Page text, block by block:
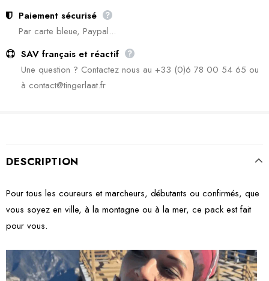
Paiement sécurisé
Par carte bleue, Paypal...
SAV français et réactif
Une question ? Contactez nous au +33 (0)6 78 00 54 65 ou
à contact@tingerlaat.fr
DESCRIPTION
Pour tous les coureurs et marcheurs, débutants ou confirmés, que
vous soyez en ville, à la montagne ou à la mer, ce pack est fait
pour vous.